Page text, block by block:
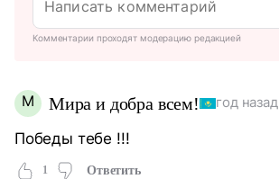
Комментарии проходят модерацию редакцией
М Мира и добра всем! год назад
Победы тебе !!!
1 Ответить